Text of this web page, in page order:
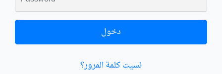
دخول
نسيت كلمة المرور؟